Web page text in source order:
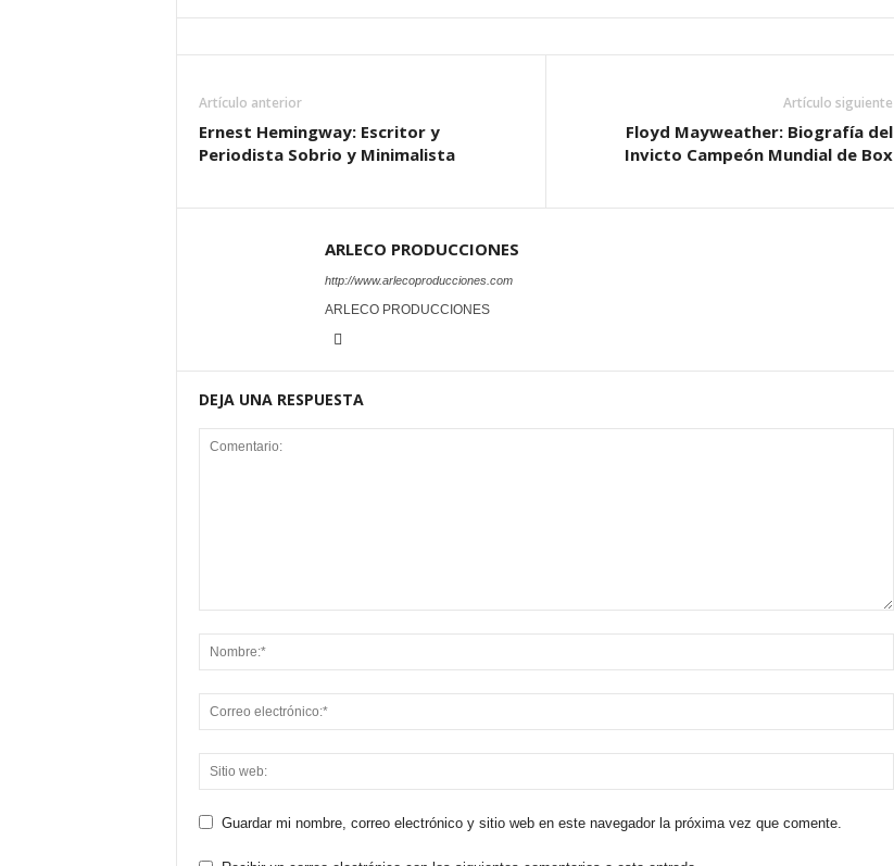
Artículo anterior
Ernest Hemingway: Escritor y
Periodista Sobrio y Minimalista
Artículo siguiente
Floyd Mayweather: Biografía del
Invicto Campeón Mundial de Box
ARLECO PRODUCCIONES
http://www.arlecoproducciones.com
ARLECO PRODUCCIONES
DEJA UNA RESPUESTA
Guardar mi nombre, correo electrónico y sitio web en este navegador la próxima vez que comente.